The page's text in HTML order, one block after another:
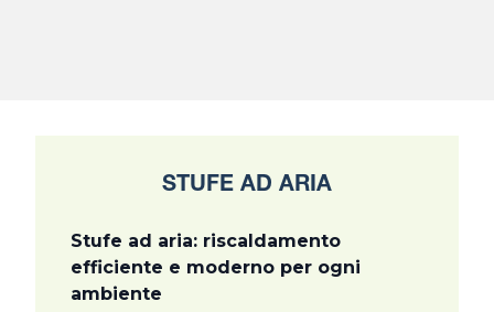
STUFE AD ARIA
Stufe ad aria: riscaldamento
efficiente e moderno per ogni
ambiente